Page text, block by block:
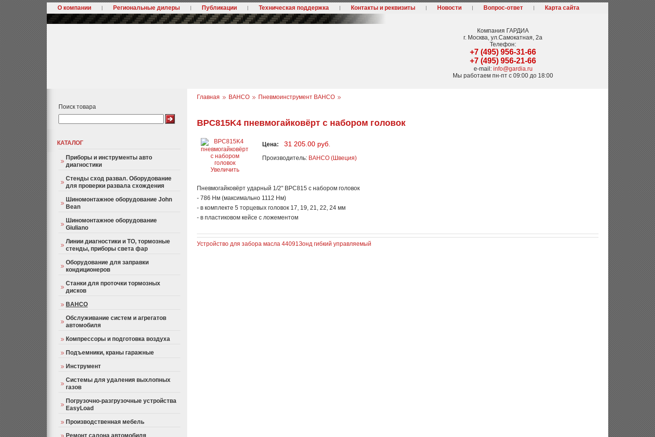
О компании Региональные дилеры Публикации Техническая поддержка Контакты и реквизиты Новости Вопрос-ответ Карта сайта
Компания ГАРДИА
г. Москва, ул.Самокатная, 2а
Телефон:
+7 (495) 956-31-66
+7 (495) 956-21-66
e-mail: info@gardia.ru
Мы работаем пн-пт с 09:00 до 18:00
Поиск товара
КАТАЛОГ
Приборы и инструменты авто
диагностики
Стенды сход развал. Оборудование
для проверки развала схождения
Шиномонтажное оборудование John
Bean
Шиномонтажное оборудование
Giuliano
Линии диагностики и ТО, тормозные
стенды, приборы света фар
Оборудование для заправки
кондиционеров
Станки для проточки тормозных
дисков
BAHCO
Обслуживание систем и агрегатов
автомобиля
Компрессоры и подготовка воздуха
Подъемники, краны гаражные
Инструмент
Системы для удаления выхлопных
газов
Погрузочно-разгрузочные устройства
EasyLoad
Производственная мебель
Ремонт салона автомобиля
Главная BAHCO Пневмоинструмент BAHCO
BPC815K4 пневмогайковёрт с набором головок
Увеличить
Цена: 31 205.00 руб.
Производитель: BAHCO (Швеция)
Пневмогайковёрт ударный 1/2" BPC815 с набором головок
- 786 Нм (максимально 1112 Нм)
- в комплекте 5 торцевых головок 17, 19, 21, 22, 24 мм
- в пластиковом кейсе с ложементом
Устройство для забора масла 44091Зонд гибкий управляемый